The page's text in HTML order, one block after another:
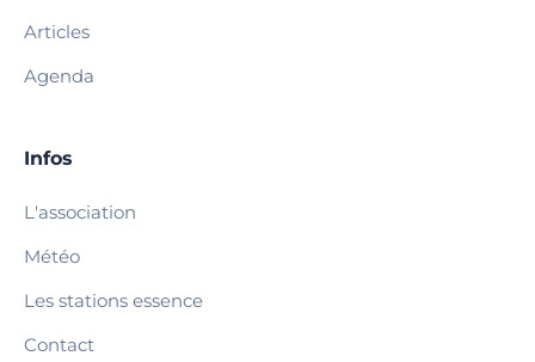
Articles
Agenda
Infos
L'association
Météo
Les stations essence
Contact